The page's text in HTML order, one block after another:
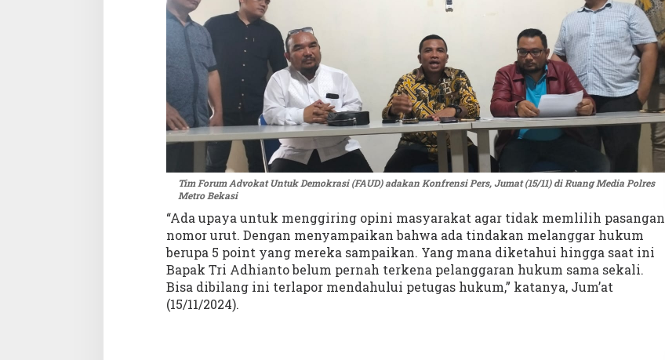
Tim Forum Advokat Untuk Demokrasi (FAUD) adakan Konfrensi Pers, Jumat (15/11) di Ruang Media Polres
Metro Bekasi
“Ada upaya untuk menggiring opini masyarakat agar tidak memlilih pasangan
nomor urut. Dengan menyampaikan bahwa ada tindakan melanggar hukum
berupa 5 point yang mereka sampaikan. Yang mana diketahui hingga saat ini
Bapak Tri Adhianto belum pernah terkena pelanggaran hukum sama sekali.
Bisa dibilang ini terlapor mendahului petugas hukum,” katanya, Jum’at
(15/11/2024).